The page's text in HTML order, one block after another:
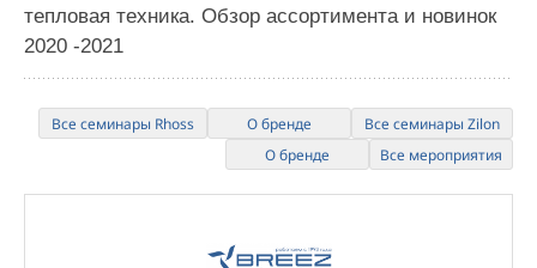
тепловая техника. Обзор ассортимента и новинок
2020 -2021
Все семинары Rhoss О бренде
Все семинары Zilon
О бренде
Все мероприятия